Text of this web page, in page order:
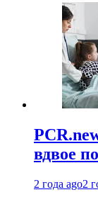
вдвое
2 года ago2